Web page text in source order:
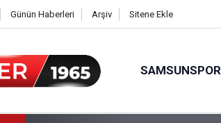
Günün Haberleri Arşiv Sitene Ekle
SAMSUNSPOR